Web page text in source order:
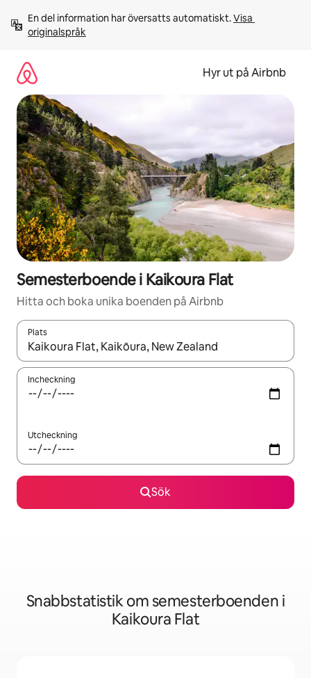
innehåll
En del information har översatts automatiskt. Visa
originalspråk
Hyr ut på Airbnb
Semesterboende i Kaikoura Flat
Hitta och boka unika boenden på Airbnb
Plats
När resultaten är tillgängliga kan du navigera med upp- och
Incheckning
Utcheckning
Sök
Snabbstatistik om semesterboenden i
Kaikoura Flat